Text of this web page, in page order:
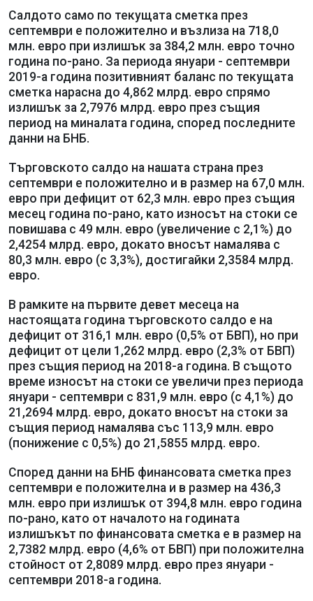
Салдото само по текущата сметка през
септември е положително и възлиза на 718,0
млн. евро при излишък за 384,2 млн. евро точно
година по-рано. За периода януари - септември
2019-а година позитивният баланс по текущата
сметка нарасна до 4,862 млрд. евро спрямо
излишък за 2,7976 млрд. евро през същия
период на миналата година, според последните
данни на БНБ.
Търговското салдо на нашата страна през
септември е положително и в размер на 67,0 млн.
евро при дефицит от 62,3 млн. евро през същия
месец година по-рано, като износът на стоки се
повишава с 49 млн. евро (увеличение с 2,1%) до
2,4254 млрд. евро, докато вносът намалява с
80,3 млн. евро (с 3,3%), достигайки 2,3584 млрд.
евро.
В рамките на първите девет месеца на
настоящата година търговското салдо е на
дефицит от 316,1 млн. евро (0,5% от БВП), но при
дефицит от цели 1,262 млрд. евро (2,3% от БВП)
през същия период на 2018-а година. В същото
време износът на стоки се увеличи през периода
януари - септември с 831,9 млн. евро (с 4,1%) до
21,2694 млрд. евро, докато вносът на стоки за
същия период намалява със 113,9 млн. евро
(понижение с 0,5%) до 21,5855 млрд. евро.
Според данни на БНБ финансовата сметка през
септември е положителна и в размер на 436,3
млн. евро при излишък от 394,8 млн. евро година
по-рано, като от началото на годината
излишъкът по финансовата сметка е в размер на
2,7382 млрд. евро (4,6% от БВП) при положителна
стойност от 2,8089 млрд. евро през януари -
септември 2018-а година.